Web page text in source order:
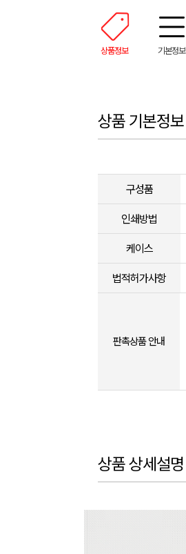
상품정보 기본정보
상품 기본정보
구성품
인쇄방법
케이스
법적허가사항
판촉상품 안내
상품 상세설명